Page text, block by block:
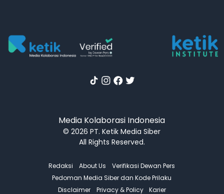
Media Kolaborasi Indonesia
© 2026 PT. Ketik Media Siber
All Rights Reserved.
Redaksi About Us
Verifikasi Dewan Pers
Pedoman Media Siber dan Kode Prilaku
Disclaimer
Privacy & Policy Karier